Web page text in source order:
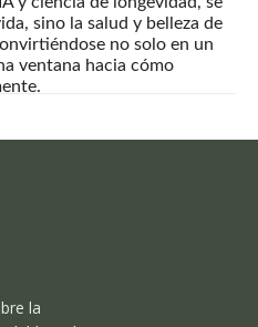
sino la salud y belleza de
no solo en un
ventana hacia cómo
la